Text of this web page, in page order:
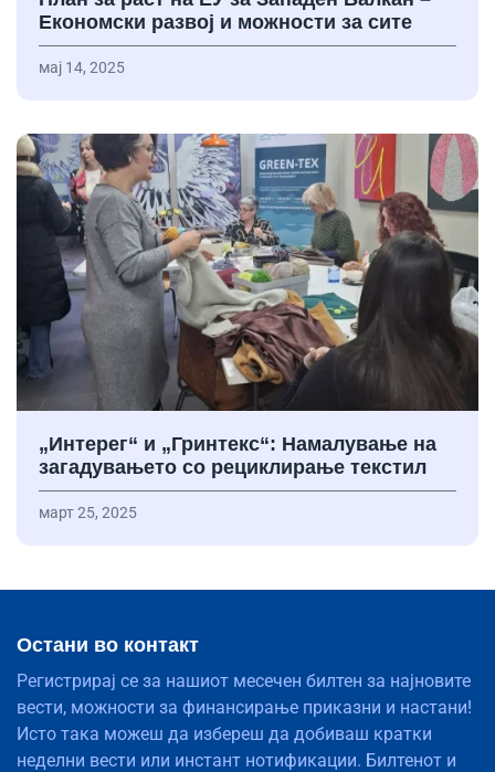
Економски развој и можности за сите
мај 14, 2025
„Интерег“ и „Гринтекс“: Намалување на
загадувањето со рециклирање текстил
март 25, 2025
Остани во контакт
Регистрирај се за нашиот месечен билтен за најновите
вести, можности за финансирање приказни и настани!
Исто така можеш да избереш да добиваш кратки
неделни вести или инстант нотификации. Билтенот и